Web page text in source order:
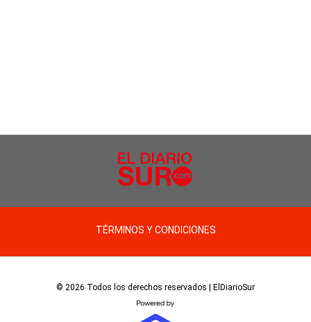
TÉRMINOS Y CONDICIONES
© 2026 Todos los derechos reservados | ElDiarioSur